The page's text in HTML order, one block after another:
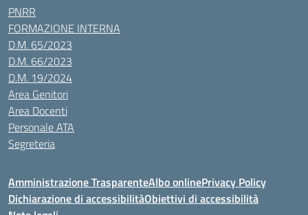
PNRR
FORMAZIONE INTERNA
D.M. 65/2023
D.M. 66/2023
D.M. 19/2024
Area Genitori
Area Docenti
Personale ATA
Segreteria
Amministrazione TrasparenteAlbo onlinePrivacy Policy
Dichiarazione di accessibilitàObiettivi di accessibilità